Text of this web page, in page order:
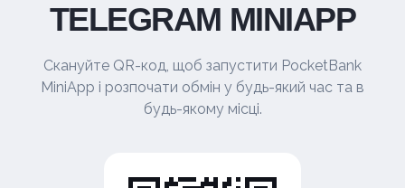
TELEGRAM MINIAPP
Скануйте QR-код, щоб запустити PocketBank
MiniApp і розпочати обмін у будь-який час та в
будь-якому місці.